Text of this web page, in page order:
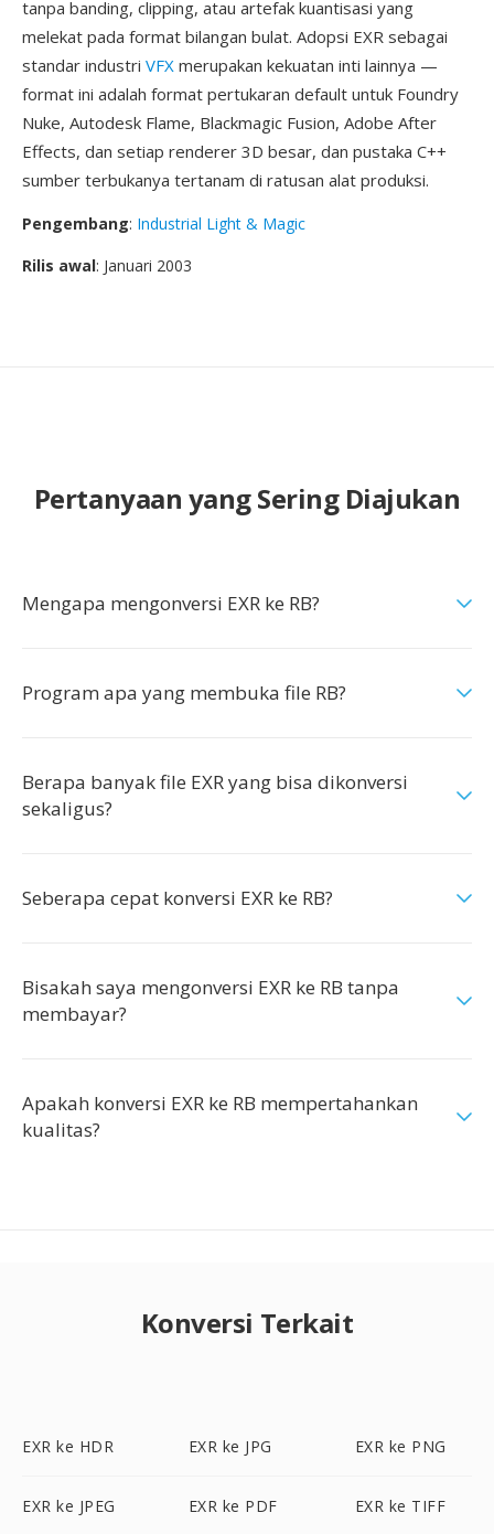
tanpa banding, clipping, atau artefak kuantisasi yang
melekat pada format bilangan bulat. Adopsi EXR sebagai
standar industri VFX merupakan kekuatan inti lainnya —
format ini adalah format pertukaran default untuk Foundry
Nuke, Autodesk Flame, Blackmagic Fusion, Adobe After
Effects, dan setiap renderer 3D besar, dan pustaka C++
sumber terbukanya tertanam di ratusan alat produksi.
Pengembang: Industrial Light & Magic
Rilis awal: Januari 2003
Pertanyaan yang Sering Diajukan
Mengapa mengonversi EXR ke RB?
Program apa yang membuka file RB?
Berapa banyak file EXR yang bisa dikonversi
sekaligus?
Seberapa cepat konversi EXR ke RB?
Bisakah saya mengonversi EXR ke RB tanpa
membayar?
Apakah konversi EXR ke RB mempertahankan
kualitas?
Konversi Terkait
EXR ke HDR EXR ke JPG EXR ke PNG
EXR ke JPEG EXR ke PDF EXR ke TIFF